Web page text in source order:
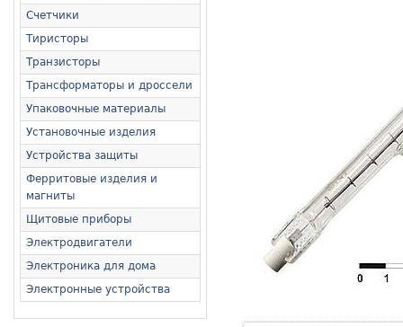
Счетчики
Тиристоры
Транзисторы
Трансформаторы и дроссели
Упаковочные материалы
Установочные изделия
Устройства защиты
Ферритовые изделия и
магниты
Щитовые приборы
Электродвигатели
Электроника для дома
Электронные устройства